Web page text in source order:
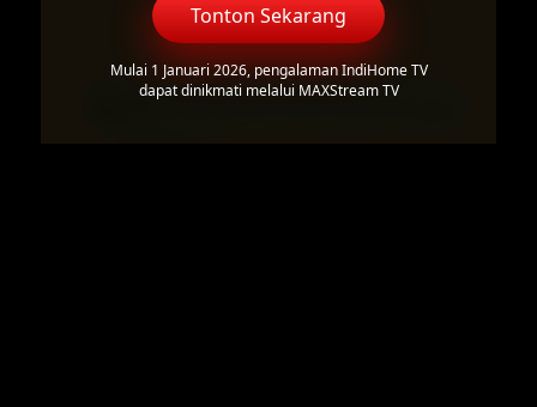
Tonton Sekarang
Mulai 1 Januari 2026, pengalaman IndiHome TV
dapat dinikmati melalui MAXStream TV